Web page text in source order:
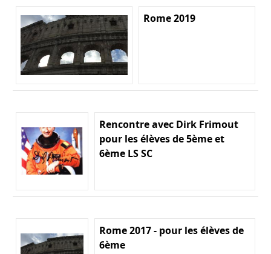
Rome 2019
Rencontre avec Dirk Frimout
pour les élèves de 5ème et
6ème LS SC
Rome 2017 - pour les élèves de
6ème